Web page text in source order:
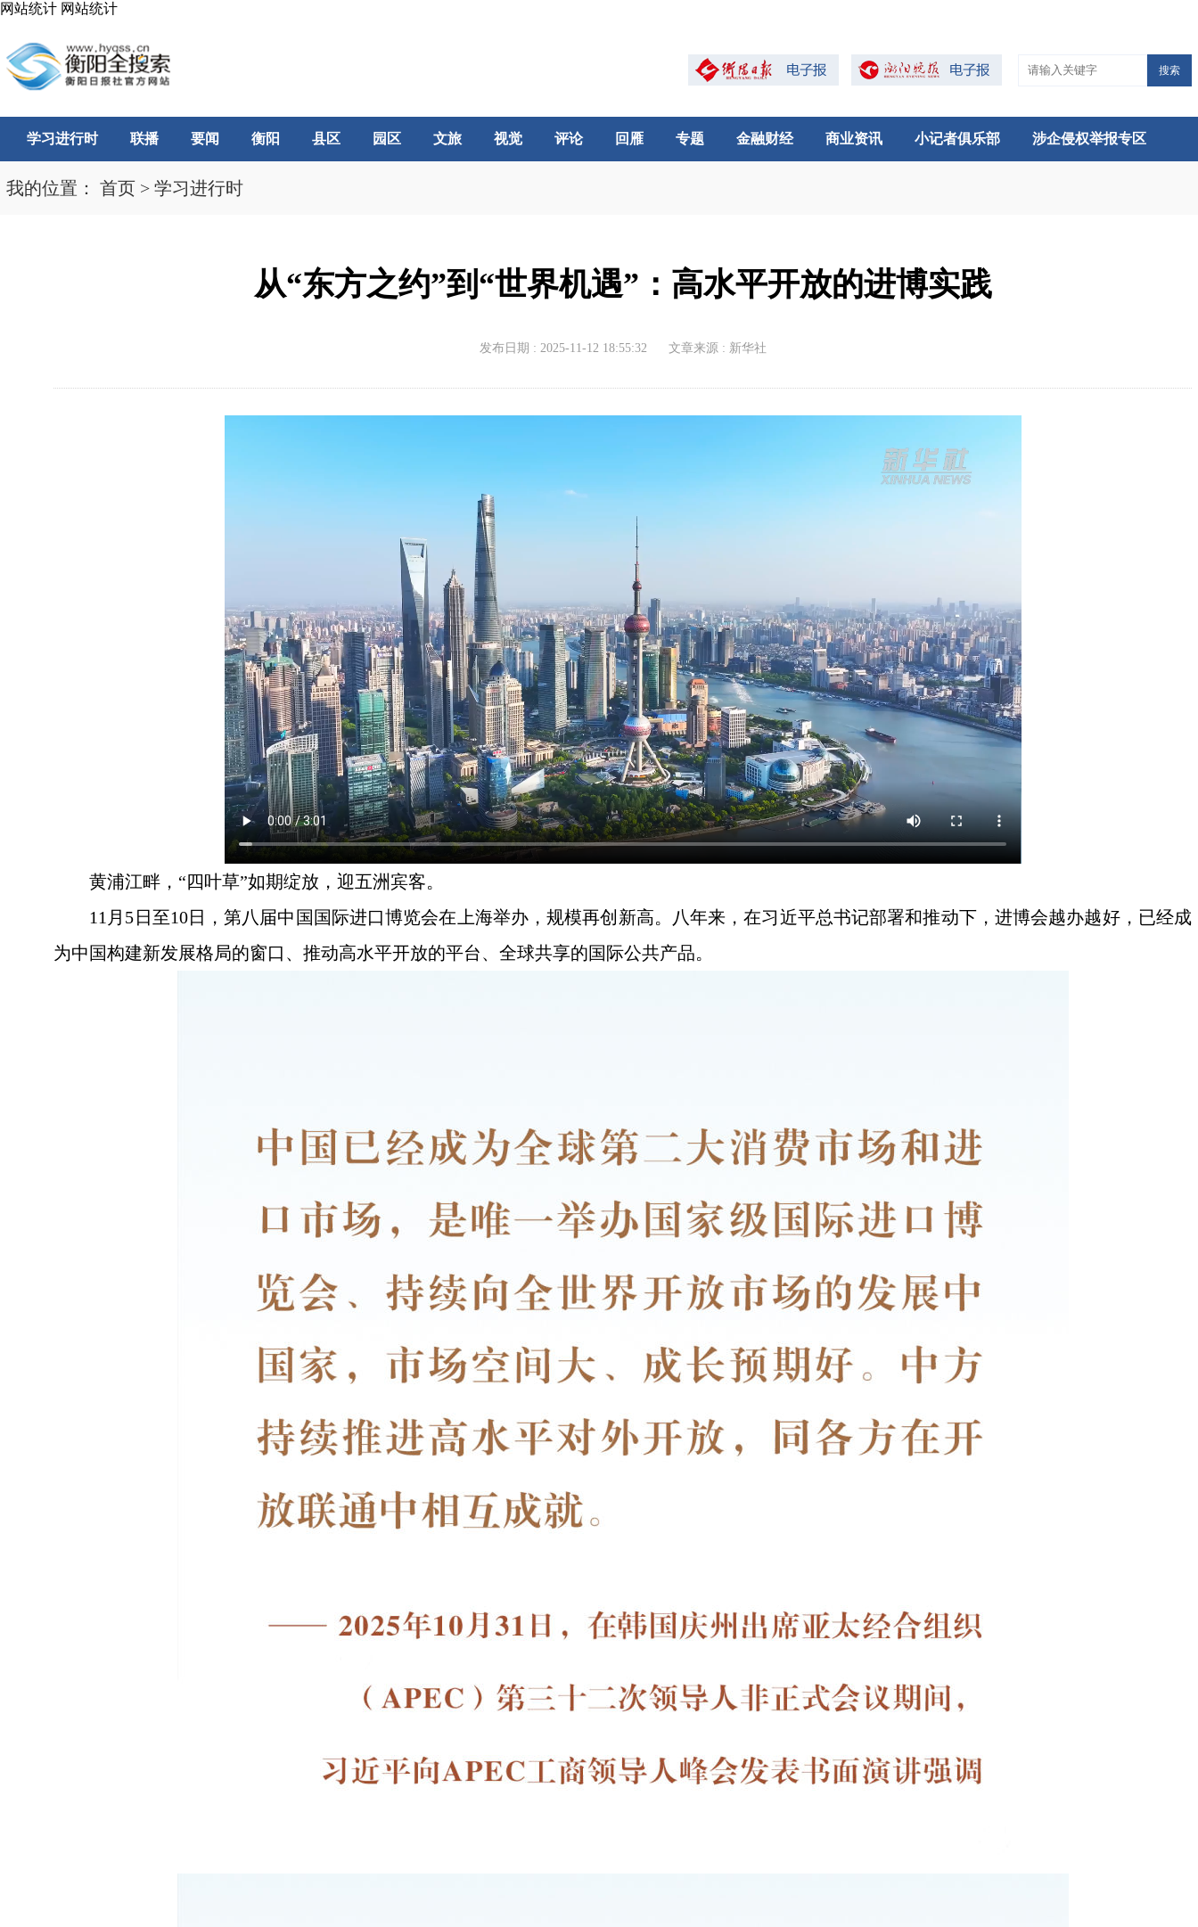
网站统计 网站统计
搜索
学习进行时 联播 要闻 衡阳 县区 园区 文旅 视觉 评论 回雁 专题 金融财经 商业资讯 小记者俱乐部 涉企侵权举报专区
我的位置： 首页 > 学习进行时
从“东方之约”到“世界机遇”：高水平开放的进博实践
发布日期 : 2025-11-12 18:55:32 文章来源 : 新华社
黄浦江畔，“四叶草”如期绽放，迎五洲宾客。
11月5日至10日，第八届中国国际进口博览会在上海举办，规模再创新高。八年来，在习近平总书记部署和推动下，进博会越办越好，已经成
为中国构建新发展格局的窗口、推动高水平开放的平台、全球共享的国际公共产品。